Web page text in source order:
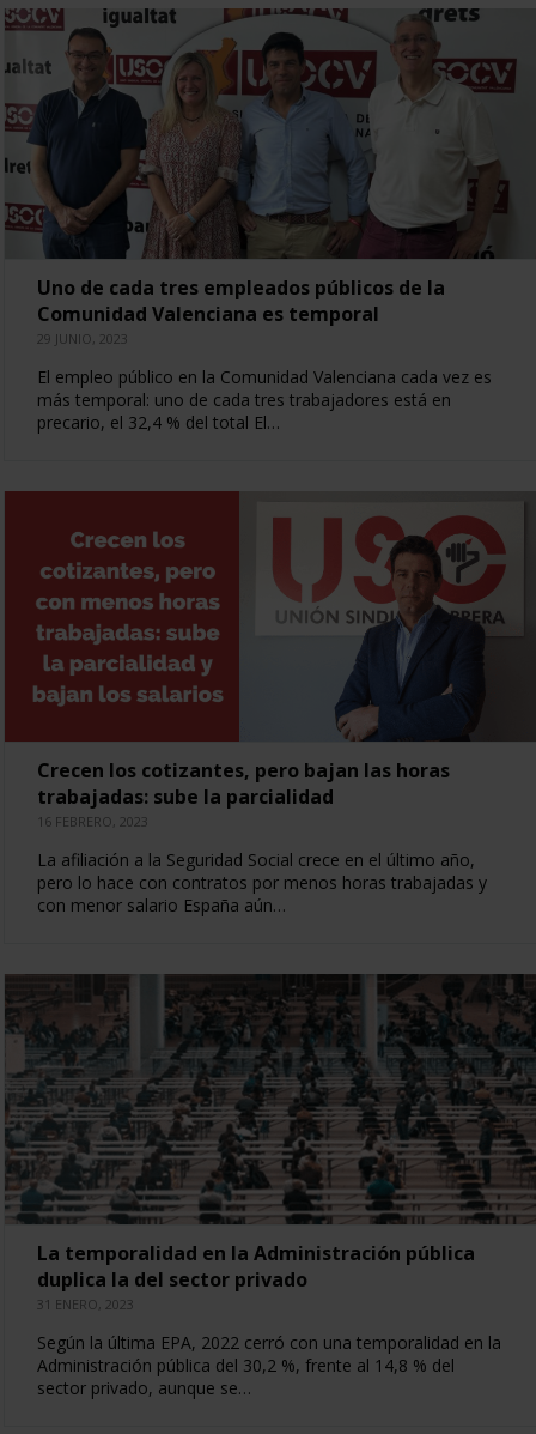
Uno de cada tres empleados públicos de la
Comunidad Valenciana es temporal
29 JUNIO, 2023
El empleo público en la Comunidad Valenciana cada vez es
más temporal: uno de cada tres trabajadores está en
precario, el 32,4 % del total El…
Crecen los cotizantes, pero bajan las horas
trabajadas: sube la parcialidad
16 FEBRERO, 2023
La afiliación a la Seguridad Social crece en el último año,
pero lo hace con contratos por menos horas trabajadas y
con menor salario España aún…
La temporalidad en la Administración pública
duplica la del sector privado
31 ENERO, 2023
Según la última EPA, 2022 cerró con una temporalidad en la
Administración pública del 30,2 %, frente al 14,8 % del
sector privado, aunque se…